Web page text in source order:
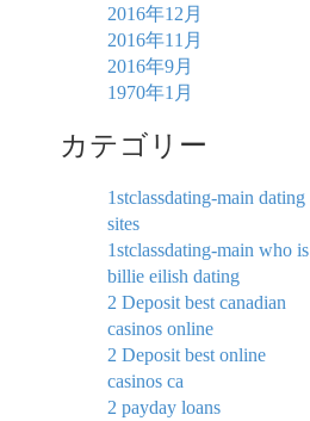
2016年12月
2016年11月
2016年9月
1970年1月
カテゴリー
1stclassdating-main dating
sites
1stclassdating-main who is
billie eilish dating
2 Deposit best canadian
casinos online
2 Deposit best online
casinos ca
2 payday loans